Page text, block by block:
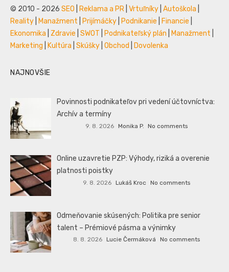
© 2010 - 2026 SEO Reklama a PR Vrtuľníky Autoškola
Reality
Manažment Prijímáčky Podnikanie Financie
Ekonomika
Zdravie SWOT Podnikateľský plán Manažment
Marketing
Kultúra Skúšky Obchod Dovolenka
NAJNOVŠIE
Povinnosti podnikateľov pri vedení účtovníctva:
Archív a termíny
9. 8. 2026 Monika P. No comments
Online uzavretie PZP: Výhody, riziká a overenie
platnosti poistky
9. 8. 2026 Lukáš Kroc No comments
Odmeňovanie skúsených: Politika pre senior
talent – Prémiové pásma a výnimky
8. 8. 2026 Lucie Čermáková No comments